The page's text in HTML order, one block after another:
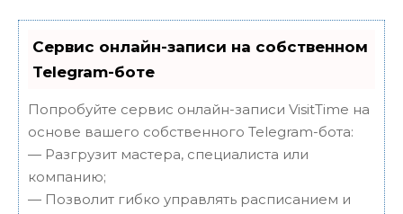
Сервис онлайн-записи на собственном
Telegram-боте
Попробуйте сервис онлайн-записи VisitTime на
основе вашего собственного Telegram-бота:
— Разгрузит мастера, специалиста или
компанию;
— Позволит гибко управлять расписанием и